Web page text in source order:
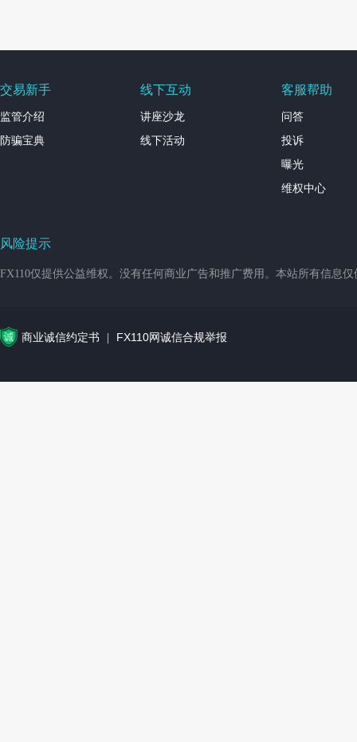
交易新手
监管介绍
防骗宝典
线下互动
讲座沙龙
线下活动
客服帮助
问答
投诉
曝光
维权中心
风险提示
FX110仅提供公益维权。没有任何商业广告和推广费用。本站所有信息
商业诚信约定书 FX110网诚信合规举报